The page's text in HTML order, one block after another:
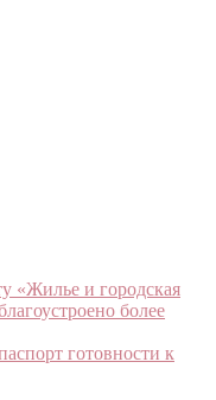
«Жилье и городская
более
готовности к